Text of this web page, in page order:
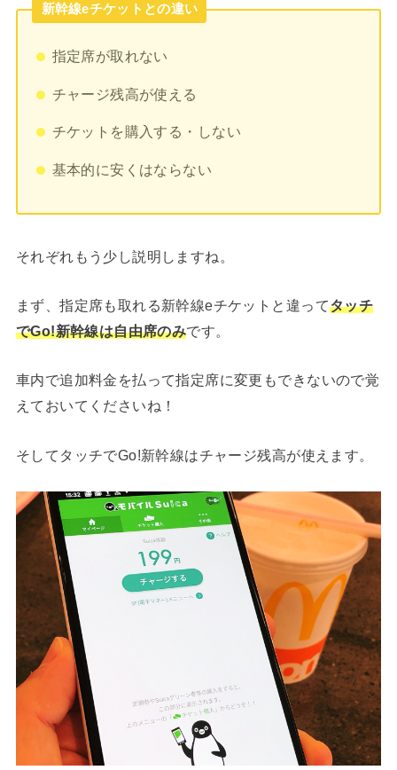
新幹線eチケットとの違い
指定席が取れない
チャージ残高が使える
チケットを購入する・しない
基本的に安くはならない
それぞれもう少し説明しますね。
まず、指定席も取れる新幹線eチケットと違ってタッチ
でGo!新幹線は自由席のみです。
車内で追加料金を払って指定席に変更もできないので覚
えておいてくださいね！
そしてタッチでGo!新幹線はチャージ残高が使えます。